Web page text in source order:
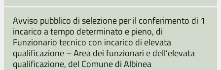
Avviso pubblico di selezione per il conferimento di 1
incarico a tempo determinato e pieno, di
Funzionario tecnico con incarico di elevata
qualificazione – Area dei funzionari e dell’elevata
qualificazione, del Comune di Albinea